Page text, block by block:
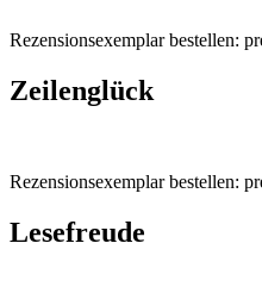
Rezensionsexemplar bestellen:
Zeilenglück
Rezensionsexemplar bestellen:
Lesefreude